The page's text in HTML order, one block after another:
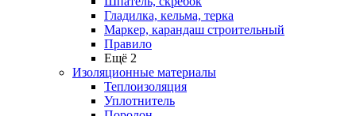
Гладилка, кельма, терка
Маркер, карандаш строительный
Правило
Ещё 2
Изоляционные материалы
Теплоизоляция
Уплотнитель